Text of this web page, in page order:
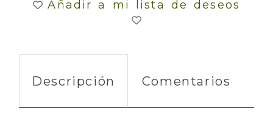
Añadir a mi lista de deseos
Descripción Comentarios